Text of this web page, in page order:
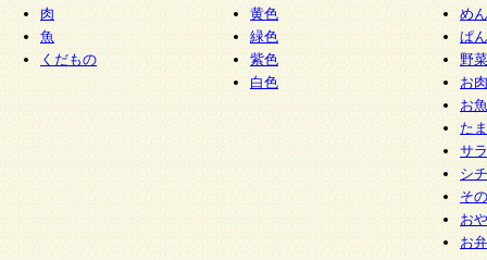
本人からの求めにより、当社が本件により取得
報の利用目的の通知・開示・内容の訂正・追加
停止・消去及び第三者への提供の禁止（以下、
といいます。）に応じます。
開示等に応じる窓口は以下になります。
ぱくすく食堂個人情報お客様相談窓口 paku-
m
個人情報を与えることは任意ですが、個人情報
意をいただけない場合には、当社のサービスの
肉
魚
くだもの
黄色
緑色
紫色
白色
めん
ぱん
野
お
お
た
サ
シ
そ
お
お